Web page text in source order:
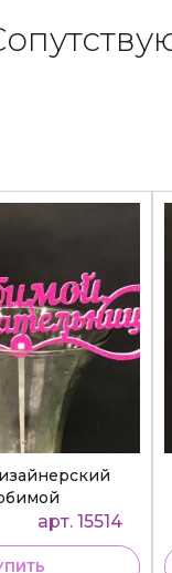
арт. 15514